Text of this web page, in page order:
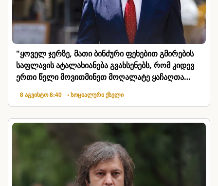
"ყოველ ჯერზე, მათი ბინძური ფეხებით გმირების
საფლავის ატალახიანება გვახსენებს, რომ კიდევ
ერთი წელი მოვითმინეთ მოღალატე ყაჩაღთა
8 აგვისტო 8:40 • სოციალური ქსელი